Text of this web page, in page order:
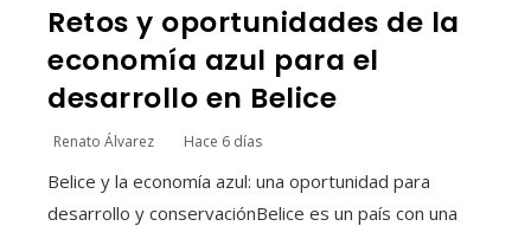
Retos y oportunidades de la
economía azul para el
desarrollo en Belice
Renato Álvarez Hace 6 días
Belice y la economía azul: una oportunidad para
desarrollo y conservaciónBelice es un país con una